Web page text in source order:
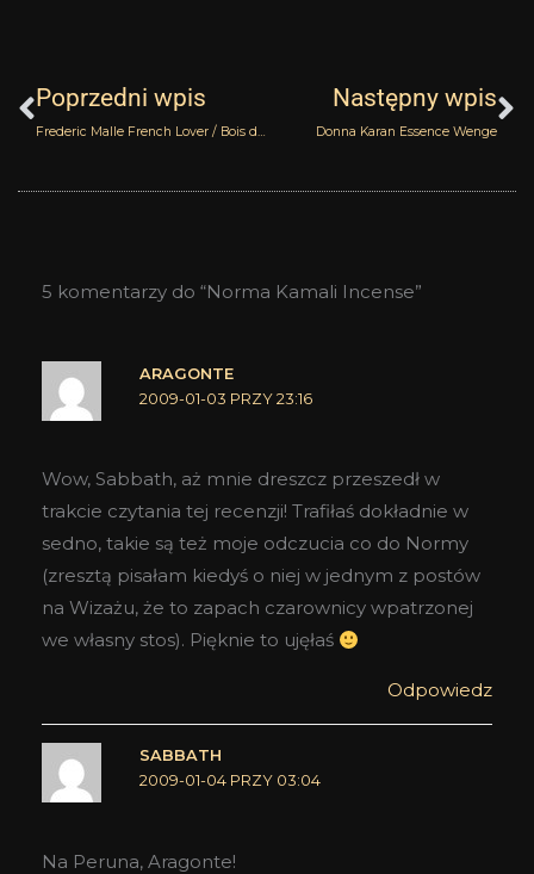
Poprzedni wpis
Frederic Malle French Lover / Bois d’Orage
Następny wpis
Donna Karan Essence Wenge
5 komentarzy do “Norma Kamali Incense”
ARAGONTE
2009-01-03 PRZY 23:16
Wow, Sabbath, aż mnie dreszcz przeszedł w
trakcie czytania tej recenzji! Trafiłaś dokładnie w
sedno, takie są też moje odczucia co do Normy
(zresztą pisałam kiedyś o niej w jednym z postów
na Wizażu, że to zapach czarownicy wpatrzonej
we własny stos). Pięknie to ujęłaś
Odpowiedz
SABBATH
2009-01-04 PRZY 03:04
Na Peruna, Aragonte!